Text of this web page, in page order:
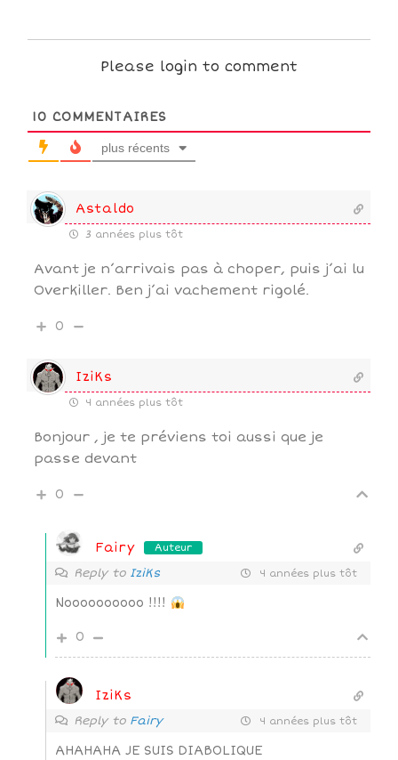
Please login to comment
10 COMMENTAIRES
plus récents
Astaldo
3 années plus tôt
Avant je n’arrivais pas à choper, puis j’ai lu
Overkiller. Ben j’ai vachement rigolé.
0
IziKs
4 années plus tôt
Bonjour , je te préviens toi aussi que je
passe devant
0
Fairy Auteur
Reply to IziKs 4 années plus tôt
Noooooooooo !!!!
0
IziKs
Reply to Fairy 4 années plus tôt
AHAHAHA JE SUIS DIABOLIQUE